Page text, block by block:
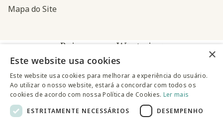
Mapa do Site
Baixe o app Westwing
×
Este website usa cookies
Este website usa cookies para melhorar a experiência do usuário.
Ao utilizar o nosso website, estará a concordar com todos os
cookies de acordo com nossa Política de Cookies. Ler mais
ESTRITAMENTE NECESSÁRIOS
DESEMPENHO